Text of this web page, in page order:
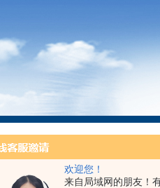
欢迎您！
来自局域网的朋友！